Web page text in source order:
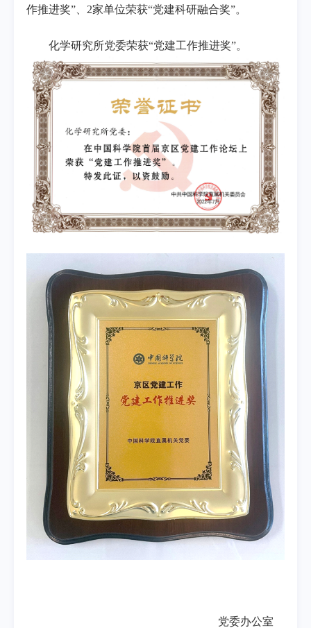
作推进奖” 、2家单位荣获“党建科研融合奖”。
化学研究所党委荣获“党建工作推进奖”。
党委办公室